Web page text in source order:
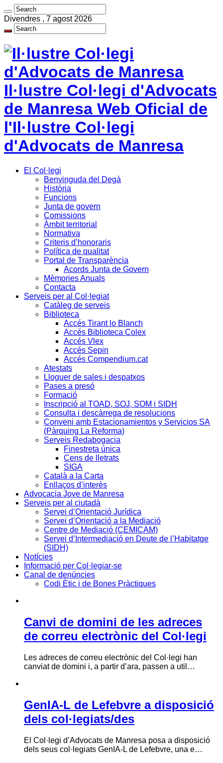
Divendres , 7 agost 2026
Il·lustre Col·legi d'Advocats
de Manresa Web Oficial de
l'Il·lustre Col·legi
d'Advocats de Manresa
El Col·legi
Benvinguda del Degà
Història
Funcions
Junta de govern
Comissions
Àmbit territorial
Normativa
Criteris d’honoraris
Política de qualitat
Portal de Transparència
Acords Junta de Govern
Mèmories Anuals
Contacta
Serveis per al Col·legiat
Catàleg de serveis
Biblioteca
Accés Tirant lo Blanch
Accés Biblioteca Colex
Accés Vlex
Accés Sepin
Accés Compendium.cat
Atestats
Lloguer de sales i despatxos
Pases a presó
Formació
Inscripció al TOAD, SOJ, SOM i SIDH
Consulta i descàrrega de resolucions
Conveni amb Estacionamientos y Servicios SA
(Pàrquing La Reforma)
Serveis Redabogacia
Finestreta única
Cens de lletrats
SIGA
Català a la Carta
Enllaços d’interès
Advocacia Jove de Manresa
Serveis per al ciutadà
Servei d’Orientació Jurídica
Servei d’Orientació a la Mediació
Centre de Mediació (CEMICAM)
Servei d’Intermediació en Deute de l’Habitatge
(SIDH)
Notícies
Informació per Col·legiar-se
Canal de denúncies
Codi Ètic i de Bones Pràctiques
Canvi de domini de les adreces
de correu electrònic del Col·legi
Les adreces de correu electrònic del Col·legi han
canviat de domini i, a partir d’ara, passen a util…
GenIA-L de Lefebvre a disposició
dels col·legiats/des
El Col·legi d’Advocats de Manresa posa a disposició
dels seus col·legiats GenIA-L de Lefebvre, una e…